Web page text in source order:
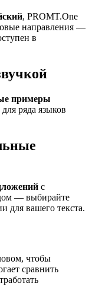
, PROMT.One
направления —
в
примеры
ряда языков
с
— выбирайте
для вашего текста.
чтобы
сравнить